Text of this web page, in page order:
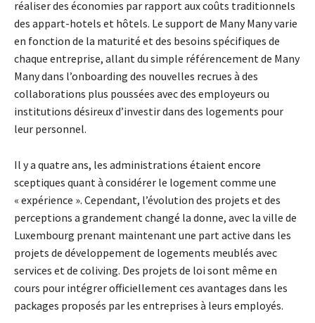
réaliser des économies par rapport aux coûts traditionnels
des appart-hotels et hôtels. Le support de Many Many varie
en fonction de la maturité et des besoins spécifiques de
chaque entreprise, allant du simple référencement de Many
Many dans l’onboarding des nouvelles recrues à des
collaborations plus poussées avec des employeurs ou
institutions désireux d’investir dans des logements pour
leur personnel.
Il y a quatre ans, les administrations étaient encore
sceptiques quant à considérer le logement comme une
« expérience ». Cependant, l’évolution des projets et des
perceptions a grandement changé la donne, avec la ville de
Luxembourg prenant maintenant une part active dans les
projets de développement de logements meublés avec
services et de coliving. Des projets de loi sont même en
cours pour intégrer officiellement ces avantages dans les
packages proposés par les entreprises à leurs employés.